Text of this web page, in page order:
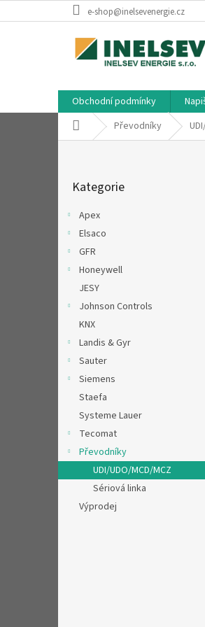
na
e-shop@inelsevenergie.cz
Obchodní podmínky
Domů Převodníky
kategorie
Kategorie
Apex
Elsaco
GFR
Honeywell
JESY
Johnson Controls
KNX
Landis & Gyr
Sauter
Siemens
Staefa
Systeme Lauer
Tecomat
Převodníky
UDI/UDO/MCD/MCZ
Sériová linka
Výprodej